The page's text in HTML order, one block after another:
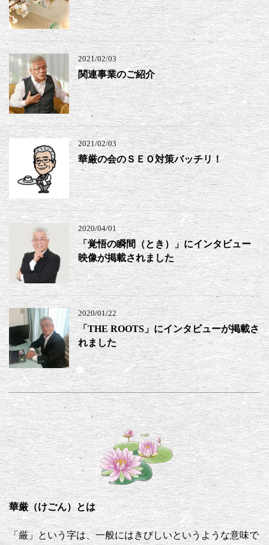
2021/02/03
関連事業のご紹介
2021/02/03
華厳の会のＳＥＯ対策バッチリ！
2020/04/01
「覚悟の瞬間（とき）」にインタビュー
映像が掲載されました
2020/01/22
「THE ROOTS」にインタビューが掲載さ
れました
華厳（けごん）とは
「厳」という字は、一般にはきびしいというような意味で